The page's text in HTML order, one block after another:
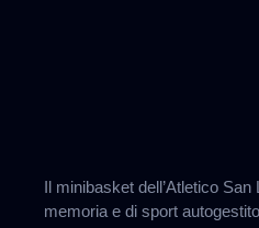
Il minibasket dell’Atletico
memoria e di sport